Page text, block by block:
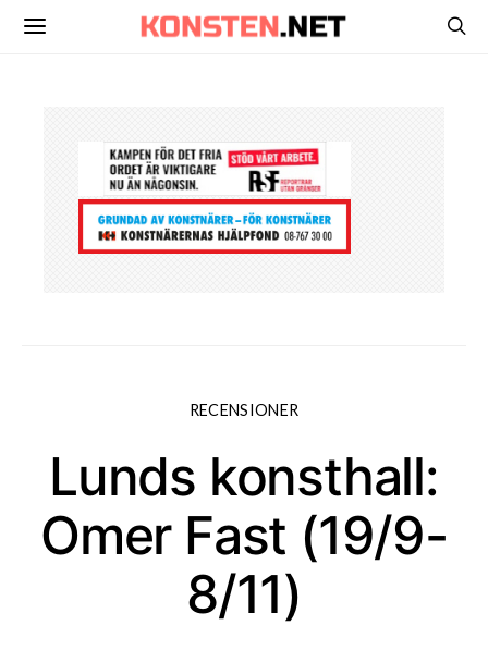
RECENSIONER
Lunds konsthall:
Omer Fast (19/9-
8/11)